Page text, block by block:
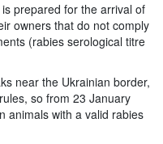
prepared for the arrival of
owners that do not comply
(rabies serological titre
near the Ukrainian border,
so from 23 January
animals with a valid rabies